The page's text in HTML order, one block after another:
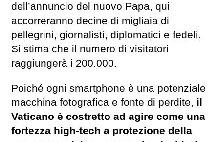
dell’annuncio del nuovo Papa, qui
accorreranno decine di migliaia di
pellegrini, giornalisti, diplomatici e fedeli.
Si stima che il numero di visitatori
raggiungerà i 200.000.
Poiché ogni smartphone è una potenziale
macchina fotografica e fonte di perdite, il
Vaticano è costretto ad agire come una
fortezza high-tech a protezione della